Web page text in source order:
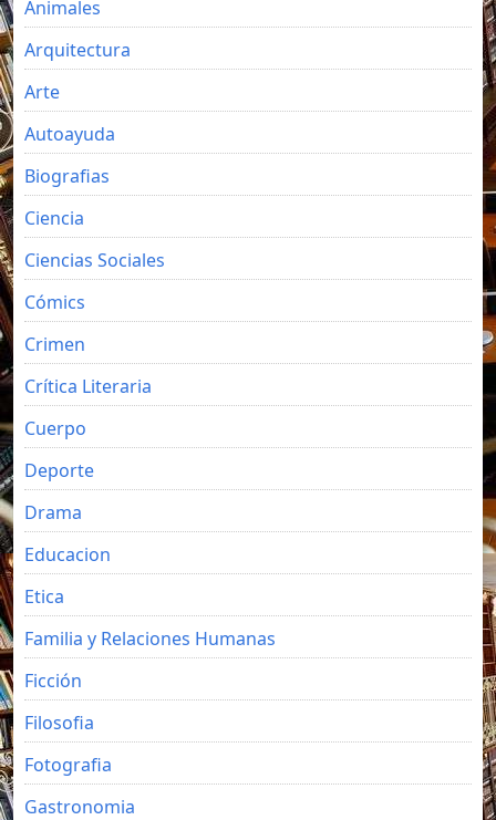
Animales
Arquitectura
Arte
Autoayuda
Biografias
Ciencia
Ciencias Sociales
Cómics
Crimen
Crítica Literaria
Cuerpo
Deporte
Drama
Educacion
Etica
Familia y Relaciones Humanas
Ficción
Filosofia
Fotografia
Gastronomia